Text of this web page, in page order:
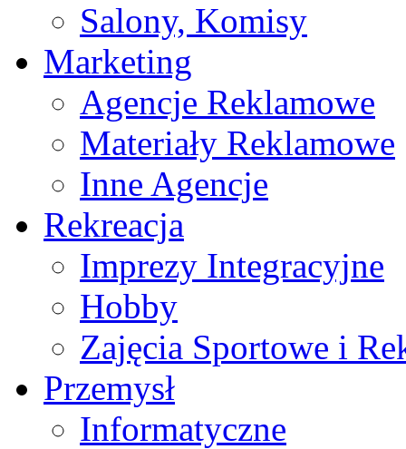
Salony, Komisy
Marketing
Agencje Reklamowe
Materiały Reklamowe
Inne Agencje
Rekreacja
Imprezy Integracyjne
Hobby
Zajęcia Sportowe i
Przemysł
Informatyczne